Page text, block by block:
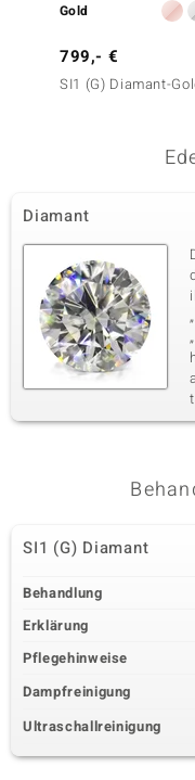
Gold
799,- €
SI1 (G) Diamant-
Diamant
SI1 (G) Diamant
Behandlung
Erklärung
Pflegehinweise
Dampfreinigung
Ultraschallreinigung